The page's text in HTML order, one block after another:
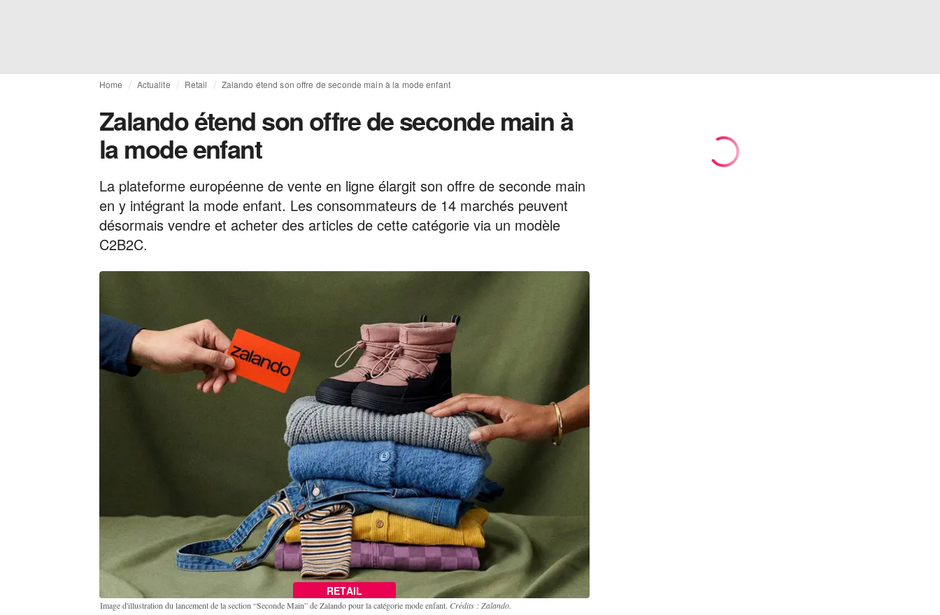
Home Actualite Retail Zalando étend son offre de seconde main à la mode enfant
Zalando étend son offre de seconde main à
la mode enfant
La plateforme européenne de vente en ligne élargit son offre de seconde main
en y intégrant la mode enfant. Les consommateurs de 14 marchés peuvent
désormais vendre et acheter des articles de cette catégorie via un modèle
C2B2C.
RETAIL
Image d'illustration du lancement de la section “Seconde Main” de Zalando pour la catégorie mode enfant. Crédits : Zalando.